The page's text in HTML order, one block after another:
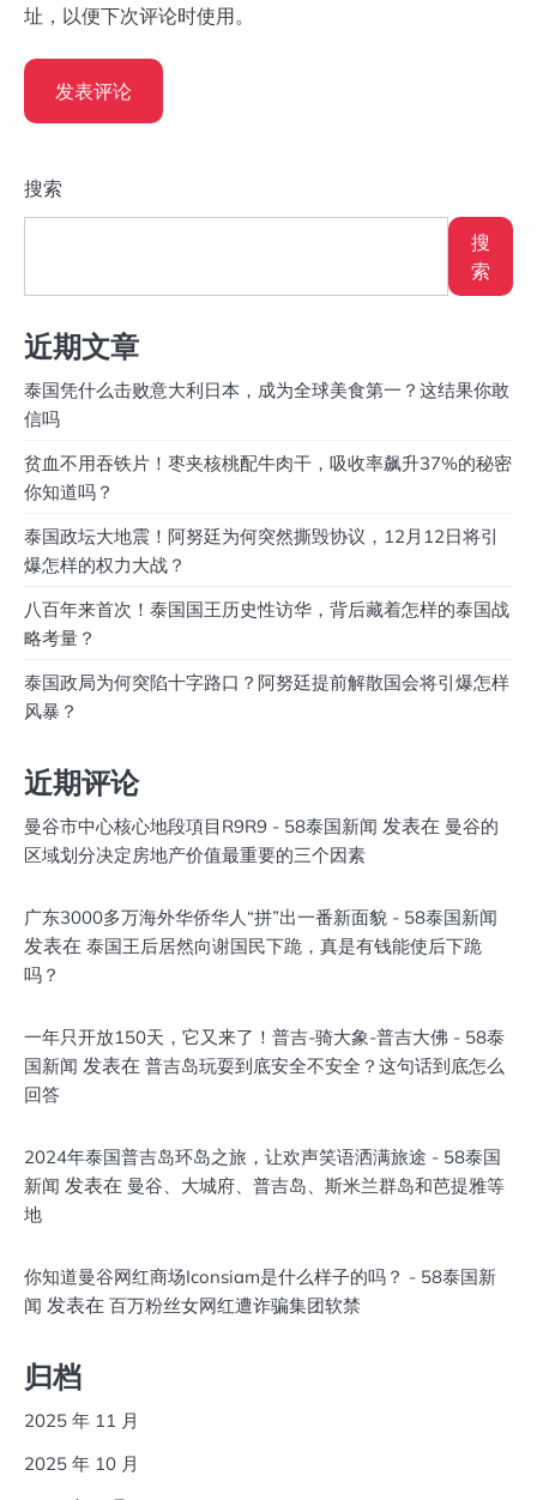
址，以便下次评论时使用。
搜索
搜
索
近期文章
泰国凭什么击败意大利日本，成为全球美食第一？这结果你敢
信吗
贫血不用吞铁片！枣夹核桃配牛肉干，吸收率飙升37%的秘密
你知道吗？
泰国政坛大地震！阿努廷为何突然撕毁协议，12月12日将引
爆怎样的权力大战？
八百年来首次！泰国国王历史性访华，背后藏着怎样的泰国战
略考量？
泰国政局为何突陷十字路口？阿努廷提前解散国会将引爆怎样
风暴？
近期评论
曼谷市中心核心地段項目R9R9 - 58泰国新闻 发表在 曼谷的
区域划分决定房地产价值最重要的三个因素
广东3000多万海外华侨华人“拼”出一番新面貌 - 58泰国新闻
发表在 泰国王后居然向谢国民下跪，真是有钱能使后下跪
吗？
一年只开放150天，它又来了！普吉-骑大象-普吉大佛 - 58泰
国新闻 发表在 普吉岛玩耍到底安全不安全？这句话到底怎么
回答
2024年泰国普吉岛环岛之旅，让欢声笑语洒满旅途 - 58泰国
新闻 发表在 曼谷、大城府、普吉岛、斯米兰群岛和芭提雅等
地
你知道曼谷网红商场Iconsiam是什么样子的吗？ - 58泰国新
闻 发表在 百万粉丝女网红遭诈骗集团软禁
归档
2025 年 11 月
2025 年 10 月